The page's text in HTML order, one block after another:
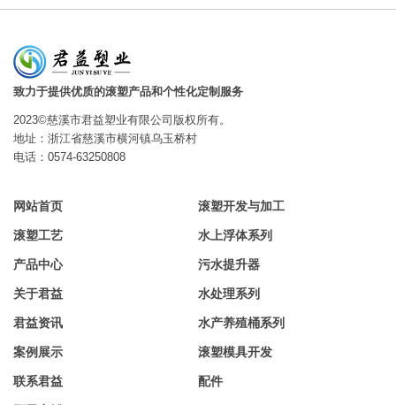
致力于提供优质的滚塑产品和个性化定制服务
2023©慈溪市君益塑业有限公司版权所有。
地址：浙江省慈溪市横河镇乌玉桥村
电话：0574-63250808
网站首页
滚塑工艺
产品中心
关于君益
君益资讯
案例展示
联系君益
滚塑开发与加工
水上浮体系列
污水提升器
水处理系列
水产养殖桶系列
滚塑模具开发
配件